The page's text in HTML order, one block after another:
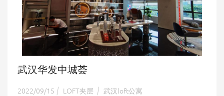
武汉华发中城荟
2022/09/15 | LOFT夹层 | 武汉loft公寓